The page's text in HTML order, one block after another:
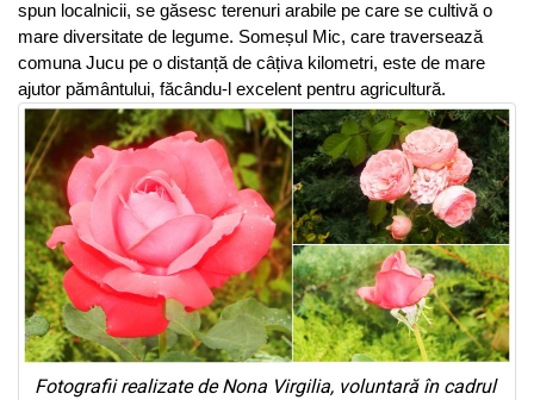
spun localnicii, se găsesc terenuri arabile pe care se cultivă o
mare diversitate de legume. Someșul Mic, care traversează
comuna Jucu pe o distanță de câțiva kilometri, este de mare
ajutor pământului, făcându-l excelent pentru agricultură.
Fotografii realizate de Nona Virgilia, voluntară în cadrul